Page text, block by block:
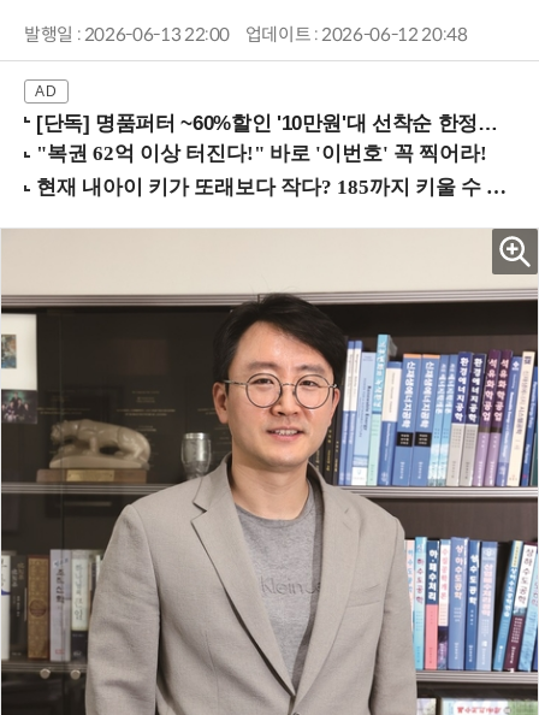
발행일 : 2026-06-13 22:00 업데이트 : 2026-06-12 20:48
[단독] 명품퍼터 ~60%할인 '10만원'대 선착순 한정판매!